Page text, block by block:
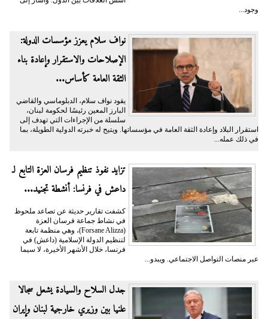
وجود...
نواف سلام يعزز مؤسسات الدولة:
الإصلاحات والاستقرار وإعادة بناء
الثقة العامة كأساس...
يقود نواف سلام، الدبلوماسي والقاضي
البارز المعين رئيسًا لحكومة لبنان،
سلسلة من الإجراءات التي تهدف إلى
استقرار البلاد وإعادة الثقة العامة في مؤسساتها. ويتيح له خبرته الدولية الطويلة، بما
في ذلك عمله...
تزايد نفوذ تنظيم فرسان العزة التابع لـ
داعش في فرنسا: أنشطة تجنيد...
كشفت تقارير حديثة عن تصاعد ملحوظ
في نشاط جماعة فرسان العزة
(Forsane Alizza)، وهي منظمة تابعة
لتنظيم الدولة الإسلامية (داعش) في
فرنسا، خلال الأشهر الأخيرة، لا سيما
عبر منصات التواصل الاجتماعي. ويبدو...
جدل السلاح والسيادة يشعل سجالا
علنيا بين وزيري خارجية لبنان وإيران